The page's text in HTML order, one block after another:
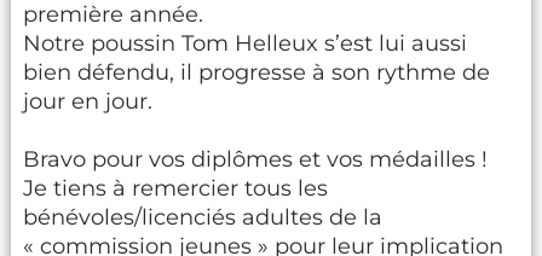
première année.
Notre poussin Tom Helleux s’est lui aussi
bien défendu, il progresse à son rythme de
jour en jour.
Bravo pour vos diplômes et vos médailles !
Je tiens à remercier tous les
bénévoles/licenciés adultes de la
« commission jeunes » pour leur implication